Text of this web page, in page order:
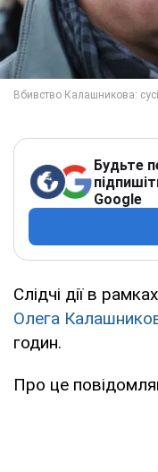
Будьте
Google
Слідчі дії в рамках
Олега
годин.
Про це